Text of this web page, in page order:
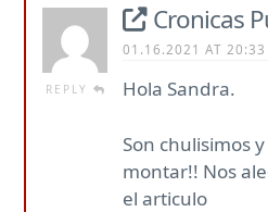
REPLY
Cronicas
01.16.2021 AT 20:33
Hola Sandra.
Son chulisimos
montar!! Nos
el articulo